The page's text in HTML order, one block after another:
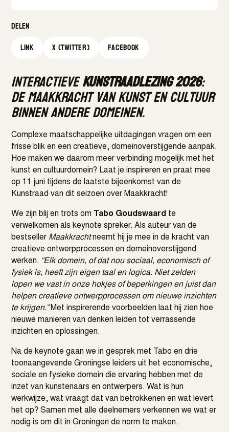
Delen
Link
X (Twitter) facebook
InteractieveKunstraadlezing 2026:
De maakkracht van kunst en cultuur
binnen andere domeinen.
Complexe maatschappelijke uitdagingen vragen om een
frisse blik en een creatieve, domeinoverstijgende aanpak.
Hoe maken we daarom meer verbinding mogelijk met het
kunst en cultuurdomein? Laat je inspireren en praat mee
op 11 juni tijdens de laatste bijeenkomst van de
Kunstraad van dit seizoen over Maakkracht!
We zijn blij en trots om Tabo Goudswaard te
verwelkomen als keynote spreker. Als auteur van de
bestseller Maakkrachtneemt hij je mee in de kracht van
creatieve ontwerpprocessen en domeinoverstijgend
werken. “Elk domein, of dat nou sociaal, economisch of
fysiek is, heeft zijn eigen taal en logica. Niet zelden
lopen we vast in onze hokjes of beperkingen en juist dan
helpen creatieve ontwerpprocessen om nieuwe inzichten
te krijgen.”Met inspirerende voorbeelden laat hij zien hoe
nieuwe manieren van denken leiden tot verrassende
inzichten en oplossingen.
Na de keynote gaan we in gesprek met Tabo en drie
toonaangevende Groningse leiders uit het economische,
sociale en fysieke domein die ervaring hebben met de
inzet van kunstenaars en ontwerpers. Wat is hun
werkwijze, wat vraagt dat van betrokkenen en wat levert
het op? Samen met alle deelnemers verkennen we wat er
nodig is om dit in Groningen de norm te maken.